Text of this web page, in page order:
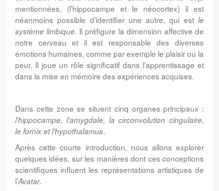
mentionnées, (l’hippocampe et le néocortex) il est
néanmoins possible d’identifier une autre, qui est le
système limbique. Il préfigure la dimension affective de
notre cerveau et il est responsable des diverses
émotions humaines, comme par exemple le plaisir ou la
peur. Il joue un rôle significatif dans l’apprentissage et
dans la mise en mémoire des expériences acquises.
Dans cette zone se situent cinq organes principaux :
l’hippocampe, l’amygdale, la circonvolution cingulaire,
le fornix et l’hypothalamus.
Après cette courte introduction, nous allons explorer
quelques idées, sur les manières dont ces conceptions
scientifiques influent les représentations artistiques de
l’Avatar.